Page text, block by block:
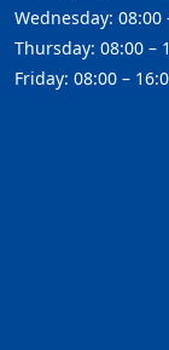
Wednesday: 08:00
Thursday: 08:00 –
Friday: 08:00 –